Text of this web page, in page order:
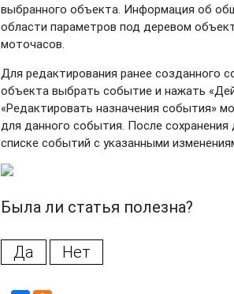
выбранного объекта. Информация об
области параметров под деревом
моточасов.
Для редактирования ранее созданного
объекта выбрать событие и нажать
«Редактировать назначения события»
для данного события. После
списке событий с указанными
Была ли статья полезна?
Да Нет